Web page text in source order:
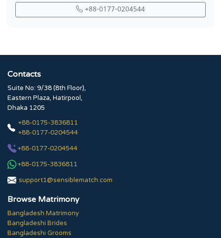
+88-0177-0204544
Contacts
Suite No: 9/38 (8th Floor),
Eastern Plaza, Hatirpool,
Dhaka 1205
+88-0175-3836811
+88-0177-0204544
+88-0177-0204544
+88-0175-3836811
support1@sensiblematch.com
Browse Matrimony
Bangladesh Matrimony
Bangladeshi Brides
Bangladeshi Grooms